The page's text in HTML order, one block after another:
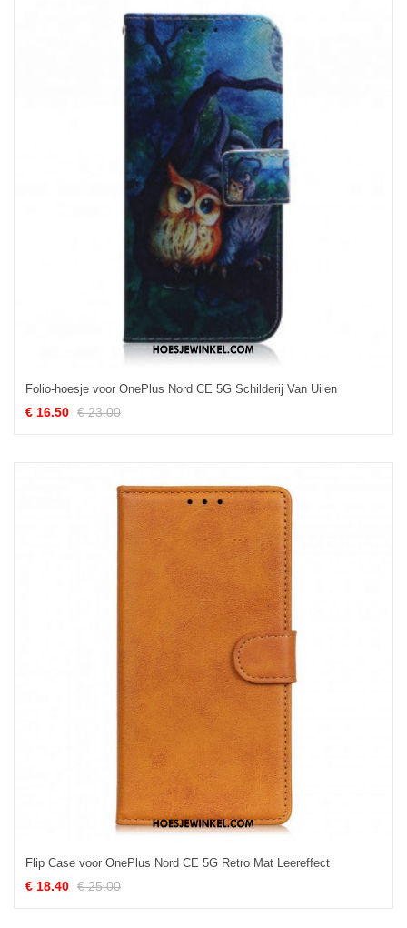
Folio-hoesje voor OnePlus Nord CE 5G Schilderij Van Uilen
€ 16.50 € 23.00
Flip Case voor OnePlus Nord CE 5G Retro Mat Leereffect
€ 18.40 € 25.00